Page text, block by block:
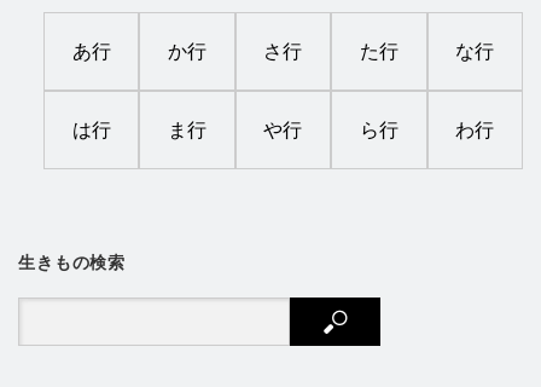
あ行 か行 さ行 た行 な行
は行 ま行 や行 ら行 わ行
生きもの検索